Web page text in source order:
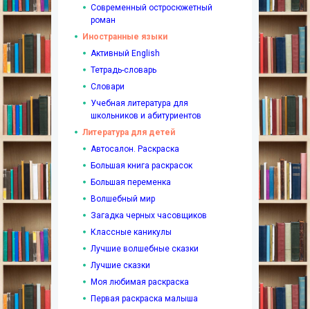
Современный остросюжетный
роман
Иностранные языки
Активный English
Тетрадь-словарь
Словари
Учебная литература для
школьников и абитуриентов
Литература для детей
Автосалон. Раскраска
Большая книга раскрасок
Большая переменка
Волшебный мир
Загадка черных часовщиков
Классные каникулы
Лучшие волшебные сказки
Лучшие сказки
Моя любимая раскраска
Первая раскраска малыша